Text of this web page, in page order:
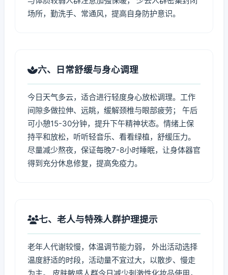
场所，勤洗手、常通风，提高自身防护意识。
六、日常舒缓与身心调理
今日天气多云，适合进行轻度身心放松调理。工作
间隙多做拉伸、远眺，缓解颈椎与眼部疲劳； 午后
可小憩15-30分钟，提升下午精神状态。情绪上保
持平和放松，听听轻音乐、看看绿植，舒缓压力。
尽量减少熬夜，保证每晚7-8小时睡眠，让身体器官
得到充分休息修复，提高免疫力。
七、老人与特殊人群护理提示
老年人代谢较慢，体温调节能力弱， 外出活动选择
温度舒适的时段，活动量不宜过大，以散步、慢走